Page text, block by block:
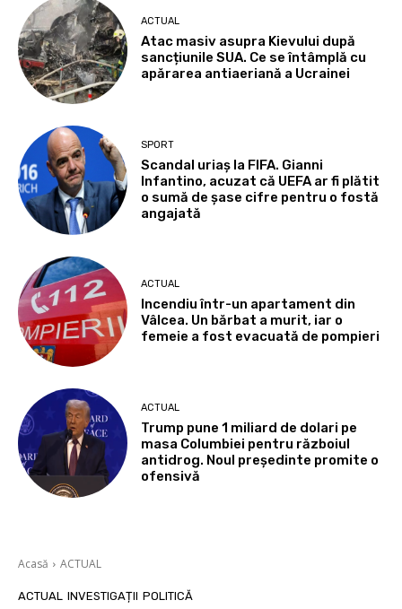
ACTUAL
Atac masiv asupra Kievului după
sancțiunile SUA. Ce se întâmplă cu
apărarea antiaeriană a Ucrainei
SPORT
Scandal uriaș la FIFA. Gianni
Infantino, acuzat că UEFA ar fi plătit
o sumă de șase cifre pentru o fostă
angajată
ACTUAL
Incendiu într-un apartament din
Vâlcea. Un bărbat a murit, iar o
femeie a fost evacuată de pompieri
ACTUAL
Trump pune 1 miliard de dolari pe
masa Columbiei pentru războiul
antidrog. Noul președinte promite o
ofensivă